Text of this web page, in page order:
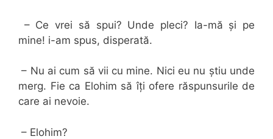
– Ce vrei să spui? Unde pleci? Ia-mă și pe
mine! i-am spus, disperată.
– Nu ai cum să vii cu mine. Nici eu nu știu unde
merg. Fie ca Elohim să îți ofere răspunsurile de
care ai nevoie.
– Elohim?